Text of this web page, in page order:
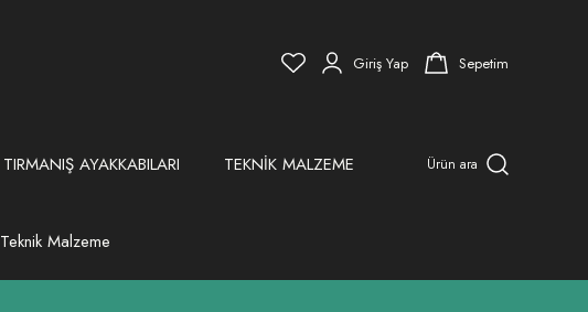
Giriş Yap Sepetim
TIRMANIŞ AYAKKABILARI TEKNİK MALZEME
Teknik Malzeme
Ürün ara